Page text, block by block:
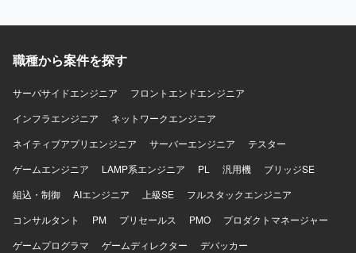
境】 SAPを中心とした業務システム環境において、SD、
施します。
職種から案件を探す
サーバサイドエンジニア
フロントエンドエンジニア
インフラエンジニア
ネットワークエンジニア
ネイティブアプリエンジニア
サーバーエンジニア
テスター
ゲームエンジニア
LAMP系エンジニア PL 汎用機
ブリッジSE
組込・制御
AIエンジニア 上級SE
フルスタックエンジニア
コンサルタント
PM プリセールス PMO
プロダクトマネージャー
ゲームプログラマ
ゲームディレクター
デバッカー